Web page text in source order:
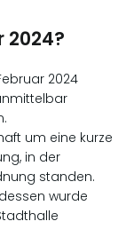
2024?
2024
um eine kurze
in der
standen.
wurde